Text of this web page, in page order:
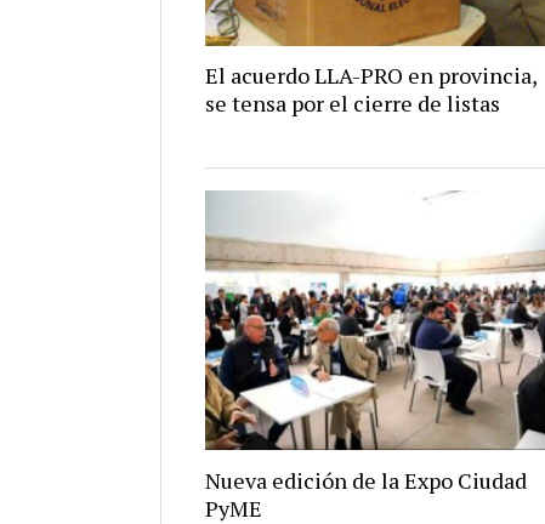
El acuerdo LLA-PRO en provincia,
se tensa por el cierre de listas
Nueva edición de la Expo Ciudad
PyME